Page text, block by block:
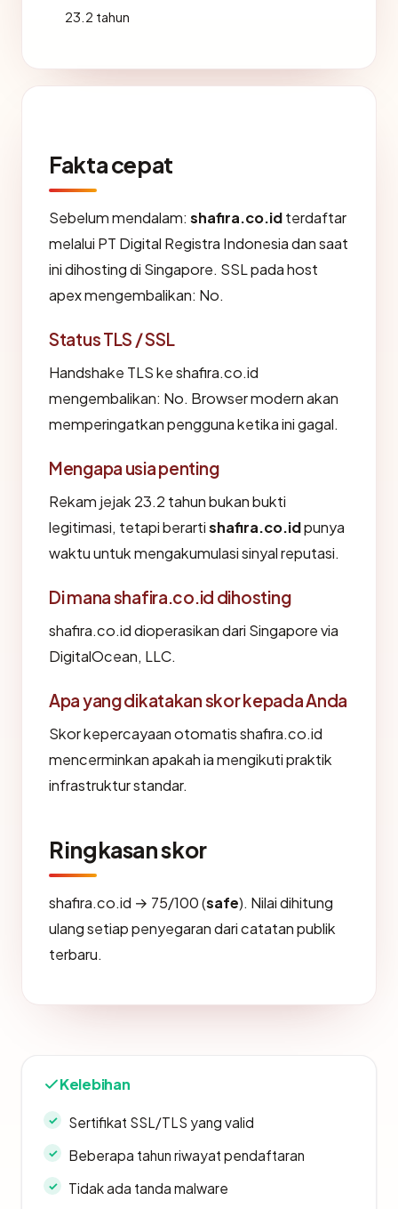
23.2 tahun
Fakta cepat
Sebelum mendalam: shafira.co.idterdaftar
melalui PT Digital Registra Indonesia dan saat
ini dihosting di Singapore. SSL pada host
apex mengembalikan: No.
Status TLS / SSL
Handshake TLS ke shafira.co.id
mengembalikan: No. Browser modern akan
memperingatkan pengguna ketika ini gagal.
Mengapa usia penting
Rekam jejak 23.2 tahun bukan bukti
legitimasi, tetapi berartishafira.co.idpunya
waktu untuk mengakumulasi sinyal reputasi.
Di mana shafira.co.id dihosting
shafira.co.id dioperasikan dari Singapore via
DigitalOcean, LLC.
Apa yang dikatakan skor kepada Anda
Skor kepercayaan otomatis shafira.co.id
mencerminkan apakah ia mengikuti praktik
infrastruktur standar.
Ringkasan skor
shafira.co.id → 75/100 (safe). Nilai dihitung
ulang setiap penyegaran dari catatan publik
terbaru.
Kelebihan
Sertifikat SSL/TLS yang valid
Beberapa tahun riwayat pendaftaran
Tidak ada tanda malware